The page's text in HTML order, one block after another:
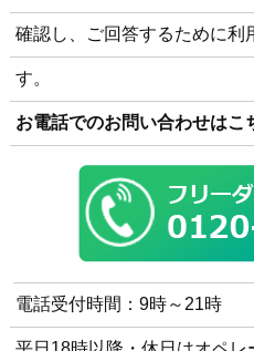
確認し、ご回答するために利
す。
お電話でのお問い合わせはこ
電話受付時間：9時～21時